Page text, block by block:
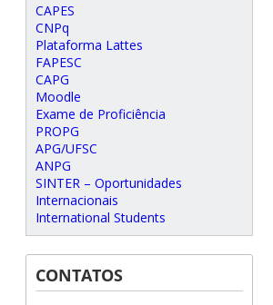
CAPES
CNPq
Plataforma Lattes
FAPESC
CAPG
Moodle
Exame de Proficiência
PROPG
APG/UFSC
ANPG
SINTER – Oportunidades
Internacionais
International Students
CONTATOS